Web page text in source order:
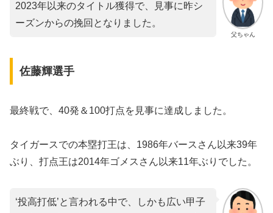
父ちゃん
2023年以来のタイトル獲得で、見事に昨シ
ーズンからの挽回となりました。
佐藤輝選手
最終戦で、40発＆100打点を見事に達成しました。
タイガースでの本塁打王は、1986年バースさん以来39年
ぶり、打点王は2014年ゴメスさん以来11年ぶりでした。
‘投高打低’と言われる中で、しかも広い甲子